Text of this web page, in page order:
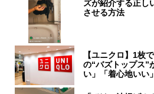
ズが紹介する正し
させる方法
【ユニクロ】1枚
の“バズトップス”
い」「着心地いい